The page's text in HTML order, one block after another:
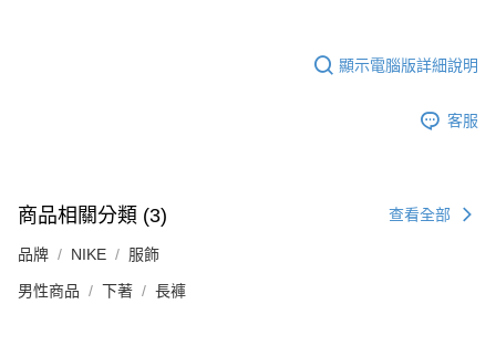
顯示電腦版詳細說明
客服
商品相關分類 (3) 查看全部
品牌 NIKE 服飾
男性商品 下著 長褲